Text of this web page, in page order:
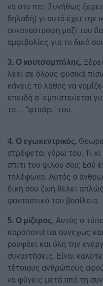
να στο πει. Συνήθως
δηλαδή) γι αυτό έχει την
συναναστροφή μαζί του
αμφιβολίες για το δικό
3. Ο κουτσομπόλης.
λέει σε όλους φυσικά
κάνεις το λάθος να
επειδή σ΄ εμπιστεύεται
το ... "φτυάρι" του.
4. Ο εγωκεντρικός.
στρέφεται γύρω του. Τι
σπίτι του φίλου σου; Εσύ
τηλέφωνο. Αυτός ο
δική σου ζωή θέλει
φανταστικό του βασίλειο.
5. Ο μίζερος. Αυτός ο
παραπονιέται συνεχώς
ρουφάει και όλη την
συναντήσεις. Είναι
τέτοιους ανθρώπους
να φύγεις μετά από τη